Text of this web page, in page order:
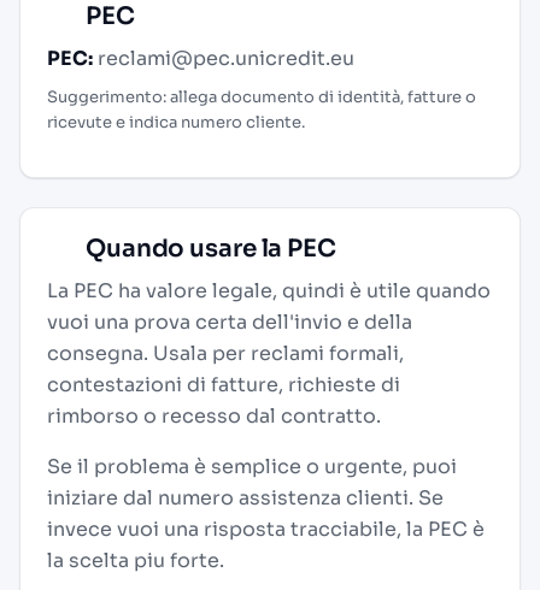
PEC
PEC: reclami@pec.unicredit.eu
Suggerimento: allega documento di identità, fatture o
ricevute e indica numero cliente.
Quando usare la PEC
La PEC ha valore legale, quindi è utile quando
vuoi una prova certa dell'invio e della
consegna. Usala per reclami formali,
contestazioni di fatture, richieste di
rimborso o recesso dal contratto.
Se il problema è semplice o urgente, puoi
iniziare dal numero assistenza clienti. Se
invece vuoi una risposta tracciabile, la PEC è
la scelta piu forte.